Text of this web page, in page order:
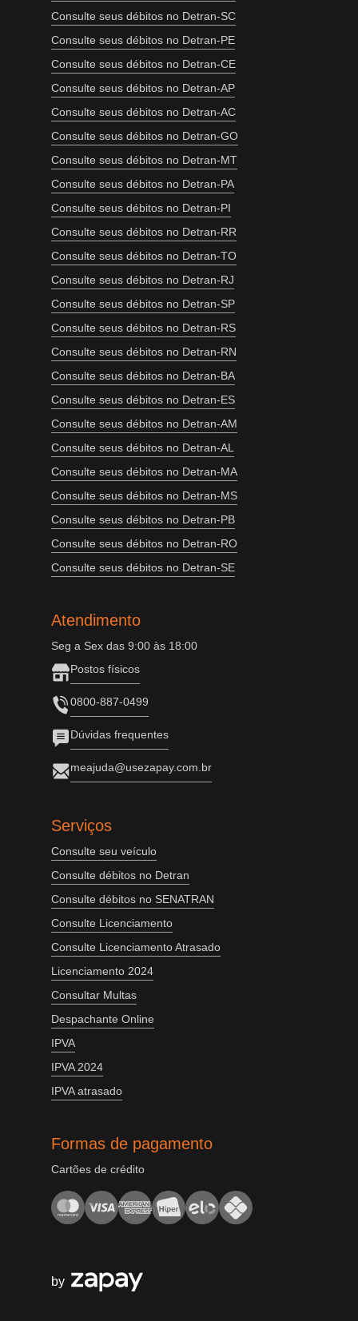
Consulte seus débitos no Detran-SC
Consulte seus débitos no Detran-PE
Consulte seus débitos no Detran-CE
Consulte seus débitos no Detran-AP
Consulte seus débitos no Detran-AC
Consulte seus débitos no Detran-GO
Consulte seus débitos no Detran-MT
Consulte seus débitos no Detran-PA
Consulte seus débitos no Detran-PI
Consulte seus débitos no Detran-RR
Consulte seus débitos no Detran-TO
Consulte seus débitos no Detran-RJ
Consulte seus débitos no Detran-SP
Consulte seus débitos no Detran-RS
Consulte seus débitos no Detran-RN
Consulte seus débitos no Detran-BA
Consulte seus débitos no Detran-ES
Consulte seus débitos no Detran-AM
Consulte seus débitos no Detran-AL
Consulte seus débitos no Detran-MA
Consulte seus débitos no Detran-MS
Consulte seus débitos no Detran-PB
Consulte seus débitos no Detran-RO
Consulte seus débitos no Detran-SE
Atendimento
Seg a Sex das 9:00 às 18:00
Postos físicos
0800-887-0499
Dúvidas frequentes
meajuda@usezapay.com.br
Serviços
Consulte seu veículo
Consulte débitos no Detran
Consulte débitos no SENATRAN
Consulte Licenciamento
Consulte Licenciamento Atrasado
Licenciamento 2024
Consultar Multas
Despachante Online
IPVA
IPVA 2024
IPVA atrasado
Formas de pagamento
Cartões de crédito
by